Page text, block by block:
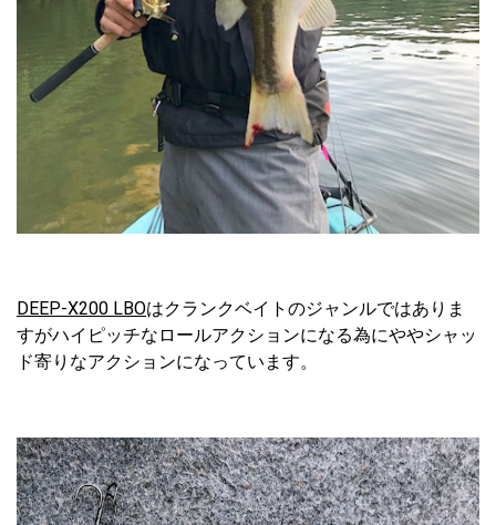
DEEP-X200 LBOはクランクベイトのジャンルではありま
すがハイピッチなロールアクションになる為にややシャッ
ド寄りなアクションになっています。